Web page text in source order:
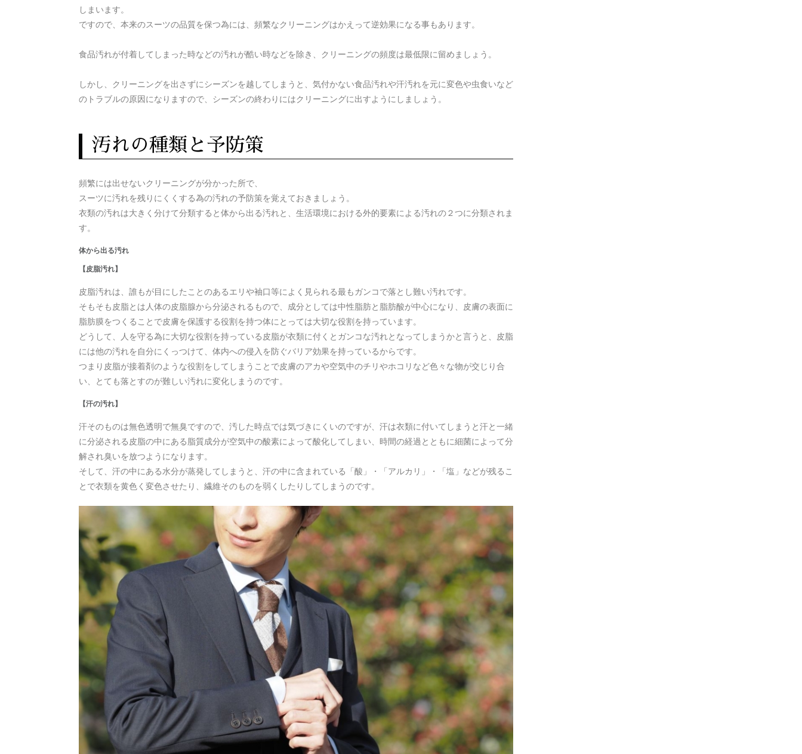
しまいます。
ですので、本来のスーツの品質を保つ為には、頻繁なクリーニングはかえって逆効果になる事もあります。
食品汚れが付着してしまった時などの汚れが酷い時などを除き、クリーニングの頻度は最低限に留めましょう。
しかし、 クリーニングを出さずにシーズンを越してしまうと、気付かない食品汚れや汗汚れを元に変色や虫食いなど
のトラブルの原因になりますので、シーズンの終わりにはクリーニングに出すようにしましょう。
汚れの種類と予防策
頻繁には出せないクリーニングが分かった所で、
スーツに汚れを残りにくくする為の汚れの予防策を覚えておきましょう。
衣類の汚れは大きく分けて分類すると体から出る汚れと、生活環境における外的要素による汚れの２つに分類されま
す。
体から出る汚れ
【皮脂汚れ】
皮脂汚れは、誰もが目にしたことのあるエリや袖口等によく見られる最もガンコで落とし難い汚れです。
そもそも皮脂とは人体の皮脂腺から分泌されるもので、成分としては中性脂肪と脂肪酸が中心になり、皮膚の表面に
脂肪膜をつくることで皮膚を保護する役割を持つ体にとっては大切な役割を持っています。
どうして、人を守る為に大切な役割を持っている皮脂が衣類に付くとガンコな汚れとなってしまうかと言うと、皮脂
には他の汚れを自分にくっつけて、体内への侵入を防ぐバリア効果を持っているからです。
つまり皮脂が接着剤のような役割をしてしまうことで皮膚のアカや空気中のチリやホコリなど色々な物が交じり合
い、とても落とすのが難しい汚れに変化しまうのです。
【汗の汚れ】
汗そのものは無色透明で無臭ですので、汚した時点では気づきにくいのですが、汗は衣類に付いてしまうと汗と一緒
に分泌される皮脂の中にある脂質成分が空気中の酸素によって酸化してしまい、時間の経過とともに細菌によって分
解され臭いを放つようになります。
そして、汗の中にある水分が蒸発してしまうと、汗の中に含まれている「酸」・「アルカリ」・「塩」などが残るこ
とで衣類を黄色く変色させたり、繊維そのものを弱くしたりしてしまうのです。